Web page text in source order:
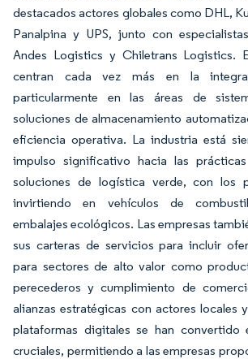
destacados actores globales como DHL,
Panalpina y UPS, junto con
Andes Logistics y Chiletrans Logistics.
centran cada vez más en la
particularmente en las áreas de
soluciones de almacenamiento
eficiencia operativa. La industria está
impulso significativo hacia las
soluciones de logística verde, con los
invirtiendo en vehículos de
embalajes ecológicos. Las empresas
sus carteras de servicios para incluir
para sectores de alto valor como
perecederos y cumplimiento de
alianzas estratégicas con actores locales
plataformas digitales se han convertido
cruciales, permitiendo a las empresas